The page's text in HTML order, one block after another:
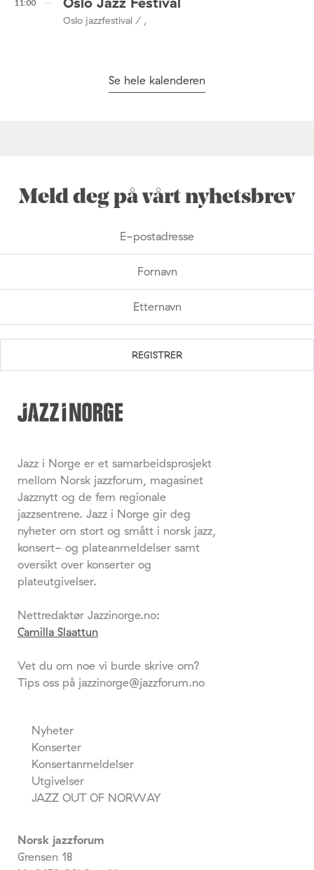
11:00
Oslo jazzfestival / ,
Se hele kalenderen
Meld deg på vårt nyhetsbrev
Jazz i Norge er et samarbeidsprosjekt
mellom Norsk jazzforum, magasinet
Jazznytt og de fem regionale
jazzsentrene. Jazz i Norge gir deg
nyheter om stort og smått i norsk jazz,
konsert- og plateanmeldelser samt
oversikt over konserter og
plateutgivelser.
Nettredaktør Jazzinorge.no:
Camilla Slaattun
Vet du om noe vi burde skrive om?
Tips oss på jazzinorge@jazzforum.no
Nyheter
Konserter
Konsertanmeldelser
Utgivelser
JAZZ OUT OF NORWAY
Norsk jazzforum
Grensen 18